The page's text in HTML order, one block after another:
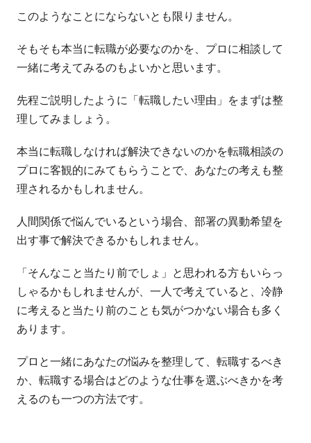
このようなことにならないとも限りません。
そもそも本当に転職が必要なのかを、プロに相談して
一緒に考えてみるのもよいかと思います。
先程ご説明したように「転職したい理由」をまずは整
理してみましょう。
本当に転職しなければ解決できないのかを転職相談の
プロに客観的にみてもらうことで、あなたの考えも整
理されるかもしれません。
人間関係で悩んでいるという場合、部署の異動希望を
出す事で解決できるかもしれません。
「そんなこと当たり前でしょ」と思われる方もいらっ
しゃるかもしれませんが、一人で考えていると、冷静
に考えると当たり前のことも気がつかない場合も多く
あります。
プロと一緒にあなたの悩みを整理して、転職するべき
か、転職する場合はどのような仕事を選ぶべきかを考
えるのも一つの方法です。